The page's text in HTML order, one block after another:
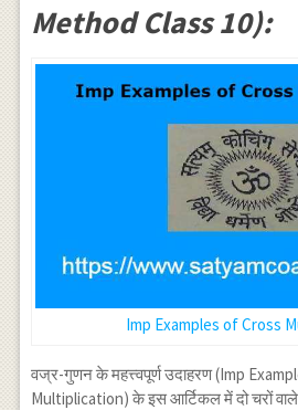
Method Class 10):
Imp Examples of Cross
वज्र-गुणन के महत्त्वपूर्ण उदाहरण (Imp
Multiplication) के इस आर्टिकल में दो चरों